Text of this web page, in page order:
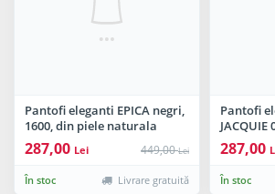
Pantofi eleganti EPICA negri,
1600, din piele naturala
lacuita
287,00 Lei 449,00Lei
În stoc Livrare gratuită
Pantofi
JACQUIE
ecologica
287,00
În stoc